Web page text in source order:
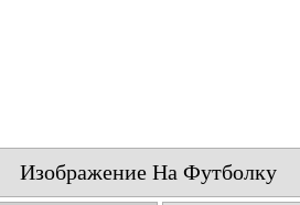
Изображение На Футболку